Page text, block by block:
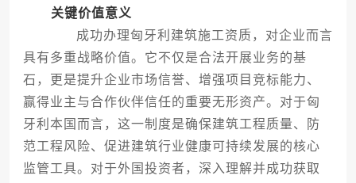
关键价值意义
成功办理匈牙利建筑施工资质，对企业而言
具有多重战略价值。它不仅是合法开展业务的基
石，更是提升企业市场信誉、增强项目竞标能力、
赢得业主与合作伙伴信任的重要无形资产。对于匈
牙利本国而言，这一制度是确保建筑工程质量、防
范工程风险、促进建筑行业健康可持续发展的核心
监管工具。对于外国投资者，深入理解并成功获取